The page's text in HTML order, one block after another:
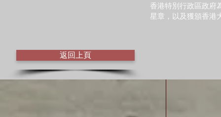
香港特別行政區政府
星章，以及獲頒香港
返回上頁